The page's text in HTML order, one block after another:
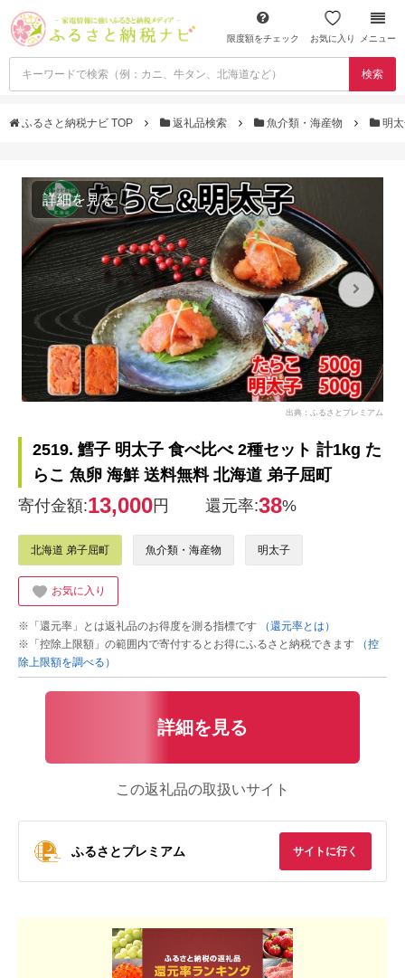
限度額をチェック お気に入り メニュー
検索
ふるさと納税ナビ TOP 返礼品検索 魚介類・海産物 明
詳細を見る
出典：ふるさとプレミアム
2519. 鱈子 明太子 食べ比べ 2種セット 計1kg た
らこ 魚卵 海鮮 送料無料 北海道 弟子屈町
寄付金額:13,000円 還元率:38%
北海道 弟子屈町 魚介類・海産物 明太子
お気に入り
※「還元率」とは返礼品のお得度を測る指標です
（還元率とは）
※「控除上限額」の範囲内で寄付するとお得にふるさと納税できます
（控
除上限額を調べる）
詳細を見る
この返礼品の取扱いサイト
ふるさとプレミアム サイトに行く